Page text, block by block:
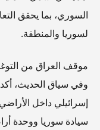
السوري، بما يحقق
لسوريا والمنطقة.
موقف العراق من
وفي سياق الحديث،
إسرائيلي داخل
سيادة سوريا ووحدة